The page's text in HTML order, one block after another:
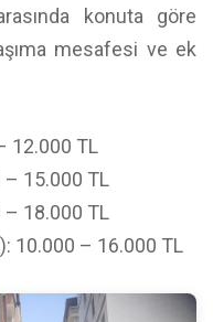
konuta göre
mesafesi ve ek
12.000 TL
– 15.000 TL
– 18.000 TL
10.000 – 16.000 TL